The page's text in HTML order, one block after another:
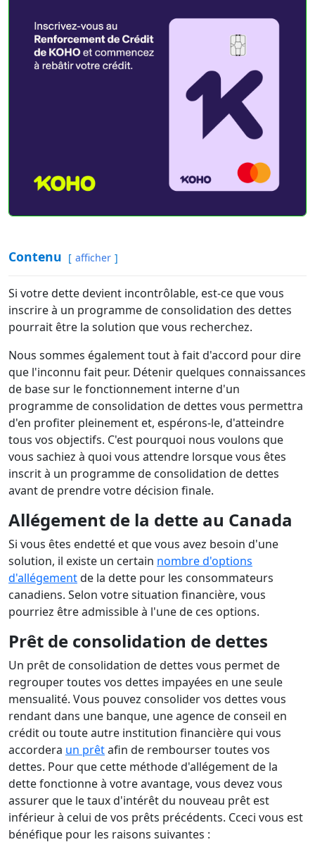
Contenu afficher
Si votre dette devient incontrôlable, est-ce que vous
inscrire à un programme de consolidation des dettes
pourrait être la solution que vous recherchez.
Nous sommes également tout à fait d'accord pour dire
que l'inconnu fait peur. Détenir quelques connaissances
de base sur le fonctionnement interne d'un
programme de consolidation de dettes vous permettra
d'en profiter pleinement et, espérons-le, d'atteindre
tous vos objectifs. C'est pourquoi nous voulons que
vous sachiez à quoi vous attendre lorsque vous êtes
inscrit à un programme de consolidation de dettes
avant de prendre votre décision finale.
Allégement de la dette au Canada
Si vous êtes endetté et que vous avez besoin d'une
solution, il existe un certain nombre d'options
d'allégementde la dette pour les consommateurs
canadiens. Selon votre situation financière, vous
pourriez être admissible à l'une de ces options.
Prêt de consolidation de dettes
Un prêt de consolidation de dettes vous permet de
regrouper toutes vos dettes impayées en une seule
mensualité. Vous pouvez consolider vos dettes vous
rendant dans une banque, une agence de conseil en
crédit ou toute autre institution financière qui vous
accordera un prêtafin de rembourser toutes vos
dettes. Pour que cette méthode d'allégement de la
dette fonctionne à votre avantage, vous devez vous
assurer que le taux d'intérêt du nouveau prêt est
inférieur à celui de vos prêts précédents. Cceci vous est
bénéfique pour les raisons suivantes :